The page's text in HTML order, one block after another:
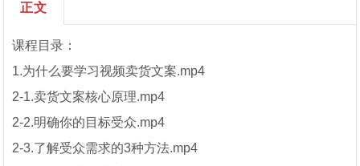
正文
课程目录：
1.为什么要学习视频卖货文案.mp4
2-1.卖货文案核心原理.mp4
2-2.明确你的目标受众.mp4
2-3.了解受众需求的3种方法.mp4